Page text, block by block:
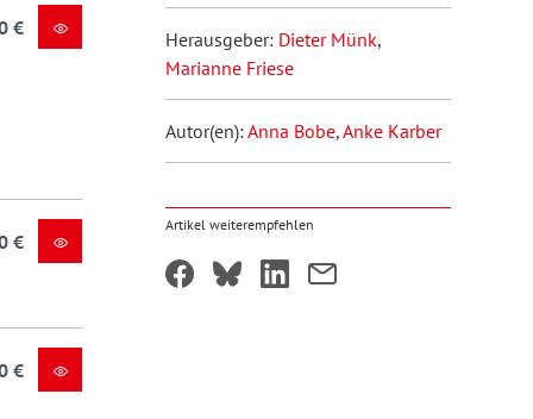
€
€
€
Herausgeber: Dieter Münk,
Marianne Friese
Autor(en):Anna Bobe,Anke Karber
Artikel weiterempfehlen